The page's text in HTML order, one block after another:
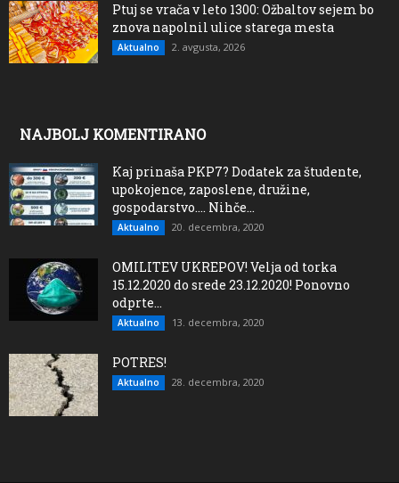
Ptuj se vrača v leto 1300: Ožbaltov sejem bo
znova napolnil ulice starega mesta
Aktualno 2. avgusta, 2026
NAJBOLJ KOMENTIRANO
Kaj prinaša PKP7? Dodatek za študente,
upokojence, zaposlene, družine,
gospodarstvo…. Nihče...
Aktualno 20. decembra, 2020
OMILITEV UKREPOV! Velja od torka
15.12.2020 do srede 23.12.2020! Ponovno
odprte...
Aktualno 13. decembra, 2020
POTRES!
Aktualno 28. decembra, 2020